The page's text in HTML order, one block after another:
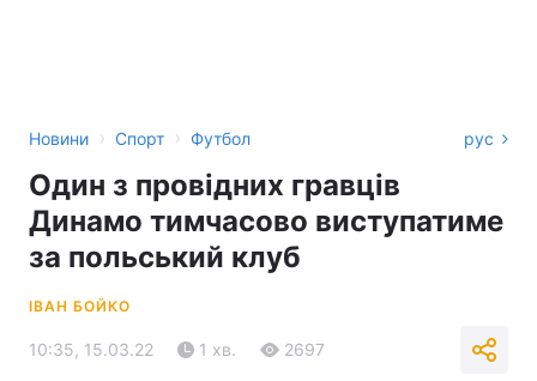
Новини › Спорт › Футбол рус
Один з провідних гравців
Динамо тимчасово виступатиме
за польський клуб
ІВАН БОЙКО
10:35, 15.03.22 1 хв. 2697